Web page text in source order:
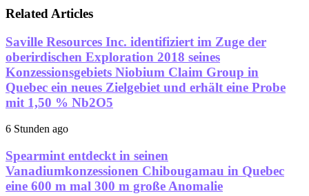
Related Articles
Saville Resources Inc. identifiziert im Zuge der
oberirdischen Exploration 2018 seines
Konzessionsgebiets Niobium Claim Group in
Quebec ein neues Zielgebiet und erhält eine Probe
mit 1,50 % Nb2O5
6 Stunden ago
Spearmint entdeckt in seinen
Vanadiumkonzessionen Chibougamau in Quebec
eine 600 m mal 300 m große Anomalie